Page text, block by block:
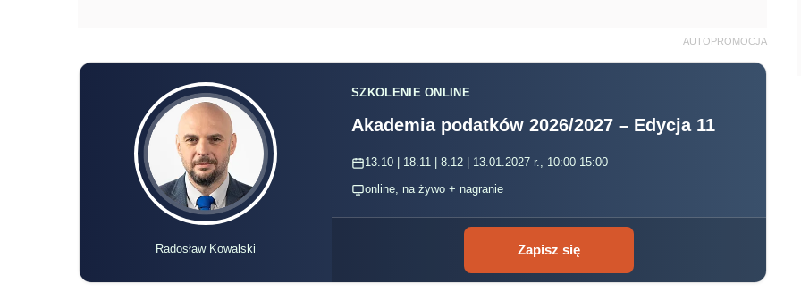
www.wideoakademia.infor.pl
Dalszy ciąg materiału pod wideo